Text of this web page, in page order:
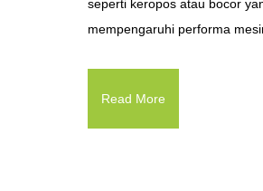
seperti keropos atau bocor
mempengaruhi performa
Read More